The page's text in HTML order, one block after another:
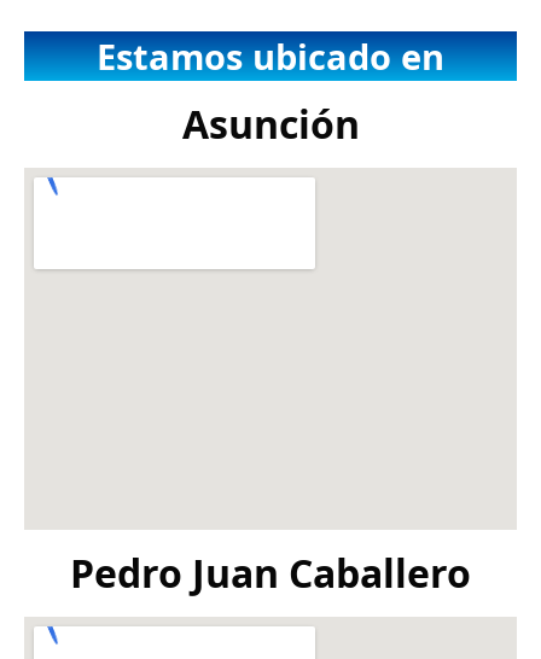
Estamos ubicado en
Asunción
Pedro Juan Caballero